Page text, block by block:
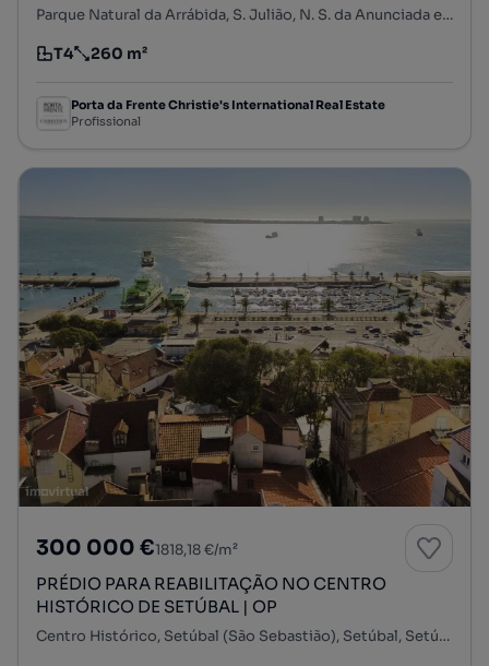
Parque Natural da Arrábida, S. Julião, N. S. da Anunciada e S. Maria da Graça, Setúbal, Setúbal
Tipologia
T4
Preço por metro quadrado
260 m²
Porta da Frente Christie's International Real Estate
Profissional
300 000 €1818,18 €/m²
PRÉDIO PARA REABILITAÇÃO NO CENTRO
HISTÓRICO DE SETÚBAL | OP
Centro Histórico, Setúbal (São Sebastião), Setúbal, Setúbal